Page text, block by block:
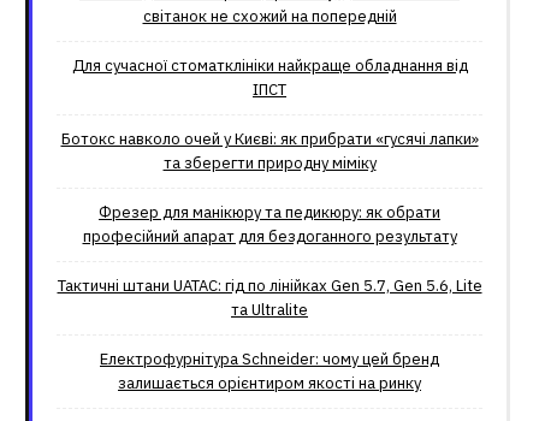
світанок не схожий на попередній
Для сучасної стоматклініки найкраще обладнання від
ІПСТ
Ботокс навколо очей у Києві: як прибрати «гусячі лапки»
та зберегти природну міміку
Фрезер для манікюру та педикюру: як обрати
професійний апарат для бездоганного результату
Тактичні штани UATAC: гід по лінійках Gen 5.7, Gen 5.6, Lite
та Ultralite
Електрофурнітура Schneider: чому цей бренд
залишається орієнтиром якості на ринку